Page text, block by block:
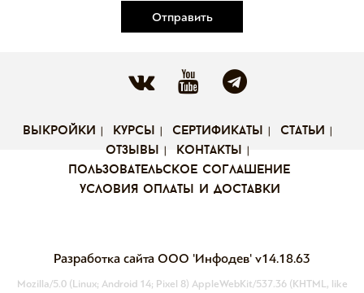
Отправить
выкройки курсы сертификаты
статьи
отзывы
контакты
пользовательское соглашение
условия оплаты и доставки
Разработка сайта ООО 'Инфодев' v14.18.63
Mozilla/5.0 (Linux; Android 14; Pixel 8) AppleWebKit/537.36 (KHTML, like